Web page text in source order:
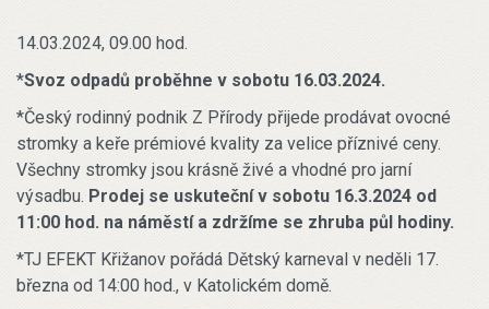
14.03.2024, 09.00 hod.
*Svoz odpadů proběhne v sobotu 16.03.2024.
*Český rodinný podnik Z Přírody přijede prodávat ovocné
stromky a keře prémiové kvality za velice příznivé ceny.
Všechny stromky jsou krásně živé a vhodné pro jarní
výsadbu. Prodej se uskuteční v sobotu 16.3.2024 od
11:00 hod. na náměstí a zdržíme se zhruba půl hodiny.
*TJ EFEKT Křižanov pořádá Dětský karneval v neděli 17.
března od 14:00 hod., v Katolickém domě.